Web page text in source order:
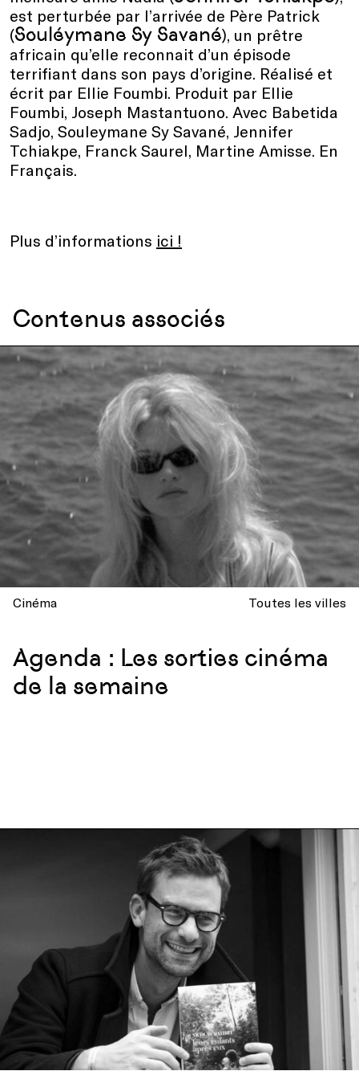
est perturbée par l’arrivée de Père Patrick
(Souléymane Sy Savané), un prêtre
africain qu’elle reconnait d’un épisode
terrifiant dans son pays d’origine. Réalisé et
écrit par Ellie Foumbi. Produit par Ellie
Foumbi, Joseph Mastantuono. Avec Babetida
Sadjo, Souleymane Sy Savané, Jennifer
Tchiakpe, Franck Saurel, Martine Amisse. En
Français.
Plus d’informations ici !
Contenus associés
Cinéma Toutes les villes
Agenda : Les sorties cinéma
de la semaine